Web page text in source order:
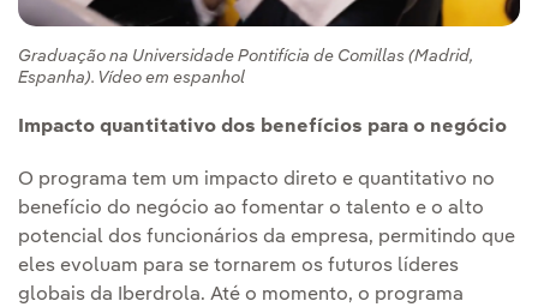
Graduação na Universidade Pontifícia de Comillas (Madrid,
Espanha). Vídeo em espanhol
Impacto quantitativo dos benefícios para o negócio
O programa tem um impacto direto e quantitativo no
benefício do negócio ao fomentar o talento e o alto
potencial dos funcionários da empresa, permitindo que
eles evoluam para se tornarem os futuros líderes
globais da Iberdrola. Até o momento, o programa